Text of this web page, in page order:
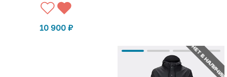
10 900 ₽
НЕТ В НАЛИЧИИ